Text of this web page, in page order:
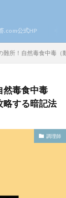
.com公式HP
難所！自然毒食中毒
然毒食中毒
略する暗記法
調理師